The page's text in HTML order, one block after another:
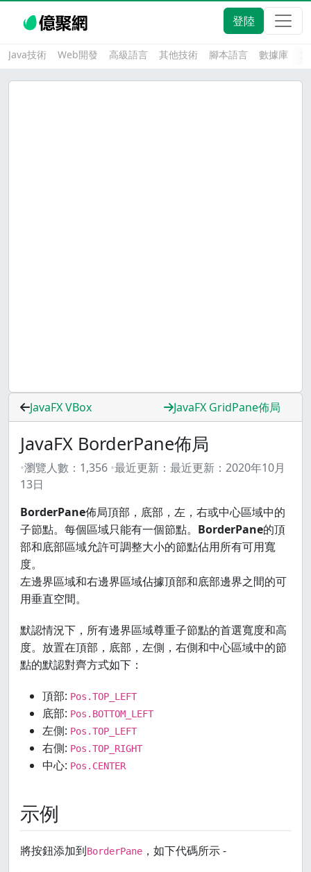
登陸
Java技術 Web開發 高級語言 其他技術 腳本語言 數據庫
JavaFX VBox JavaFX GridPane佈局
JavaFX BorderPane佈局
瀏覽人數： 1,356 最近更新： 最近更新： 2020年10月
13日
BorderPane佈局頂部，底部，左，右或中心區域中的
子節點。每個區域只能有一個節點。 BorderPane的頂
部和底部區域允許可調整大小的節點佔用所有可用寬
度。
左邊界區域和右邊界區域佔據頂部和底部邊界之間的可
用垂直空間。
默認情況下，所有邊界區域尊重子節點的首選寬度和高
度。放置在頂部，底部，左側，右側和中心區域中的節
點的默認對齊方式如下：
頂部: Pos.TOP_LEFT
底部: Pos.BOTTOM_LEFT
左側: Pos.TOP_LEFT
右側: Pos.TOP_RIGHT
中心: Pos.CENTER
示例
將按鈕添加到BorderPane ，如下代碼所示 -